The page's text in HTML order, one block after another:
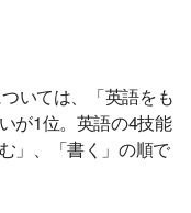
いては、「英語をも
が1位。英語の4技能
」、「書く」の順で